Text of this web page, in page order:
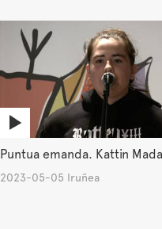
Puntua emanda. Kattin
2023-05-05 Iruñea